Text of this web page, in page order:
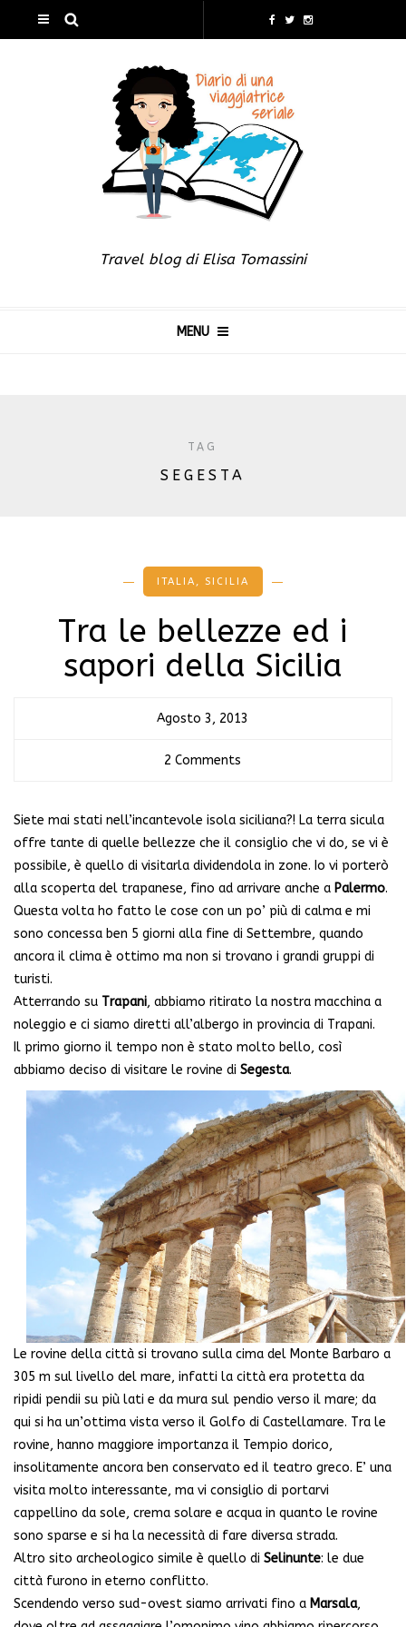
Travel blog di Elisa Tomassini
MENU
TAG
SEGESTA
ITALIA , SICILIA
Tra le bellezze ed i
sapori della Sicilia
Agosto 3, 2013
2 Comments
Siete mai stati nell’incantevole isola siciliana?! La terra sicula
offre tante di quelle bellezze che il consiglio che vi do, se vi è
possibile, è quello di visitarla dividendola in zone. Io vi porterò
alla scoperta del trapanese, fino ad arrivare anche a Palermo.
Questa volta ho fatto le cose con un po’ più di calma e mi
sono concessa ben 5 giorni alla fine di Settembre, quando
ancora il clima è ottimo ma non si trovano i grandi gruppi di
turisti.
Atterrando su Trapani, abbiamo ritirato la nostra macchina a
noleggio e ci siamo diretti all’albergo in provincia di Trapani.
Il primo giorno il tempo non è stato molto bello, così
abbiamo deciso di visitare le rovine di Segesta.
Le rovine della città si trovano sulla cima del Monte Barbaro a
305 m sul livello del mare, infatti la città era protetta da
ripidi pendii su più lati e da mura sul pendio verso il mare; da
qui si ha un’ottima vista verso il Golfo di Castellamare. Tra le
rovine, hanno maggiore importanza il Tempio dorico,
insolitamente ancora ben conservato ed il teatro greco. E’ una
visita molto interessante, ma vi consiglio di portarvi
cappellino da sole, crema solare e acqua in quanto le rovine
sono sparse e si ha la necessità di fare diversa strada.
Altro sito archeologico simile è quello di Selinunte: le due
città furono in eterno conflitto.
Scendendo verso sud-ovest siamo arrivati fino a Marsala,